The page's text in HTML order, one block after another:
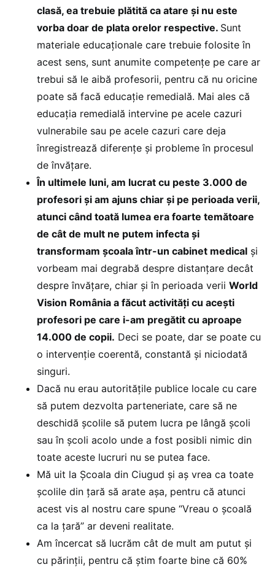
clasă, ea trebuie plătită ca atare și nu este
vorba doar de plata orelor respective. Sunt
materiale educaționale care trebuie folosite în
acest sens, sunt anumite competențe pe care ar
trebui să le aibă profesorii, pentru că nu oricine
poate să facă educație remedială. Mai ales că
educația remedială intervine pe acele cazuri
vulnerabile sau pe acele cazuri care deja
înregistrează diferențe și probleme în procesul
de învățare.
În ultimele luni, am lucrat cu peste 3.000 de
profesori și am ajuns chiar și pe perioada verii,
atunci când toată lumea era foarte temătoare
de cât de mult ne putem infecta și
transformam școala într-un cabinet medical și
vorbeam mai degrabă despre distanțare decât
despre învățare, chiar și în perioada verii World
Vision România a făcut activități cu acești
profesori pe care i-am pregătit cu aproape
14.000 de copii. Deci se poate, dar se poate cu
o intervenție coerentă, constantă și niciodată
singuri.
Dacă nu erau autoritățile publice locale cu care
să putem dezvolta parteneriate, care să ne
deschidă școlile să putem lucra pe lângă școli
sau în școli acolo unde a fost posibli nimic din
toate aceste lucruri nu se putea face.
Mă uit la Școala din Ciugud și aș vrea ca toate
școlile din țară să arate așa, pentru că atunci
acest vis al nostru care spune “Vreau o școală
ca la țară” ar deveni realitate.
Am încercat să lucrăm cât de mult am putut și
cu părinții, pentru că știm foarte bine că 60%